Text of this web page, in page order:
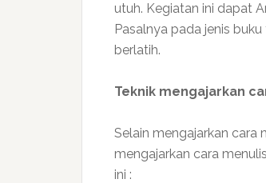
utuh. Kegiatan ini dapat
Pasalnya pada jenis
berlatih.
Teknik mengajarkan
Selain mengajarkan cara
mengajarkan cara
ini :